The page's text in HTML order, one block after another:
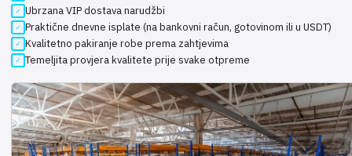
Ubrzana VIP dostava narudžbi
Praktične dnevne isplate (na bankovni račun, gotovinom ili u USDT)
Kvalitetno pakiranje robe prema zahtjevima
Temeljita provjera kvalitete prije svake otpreme